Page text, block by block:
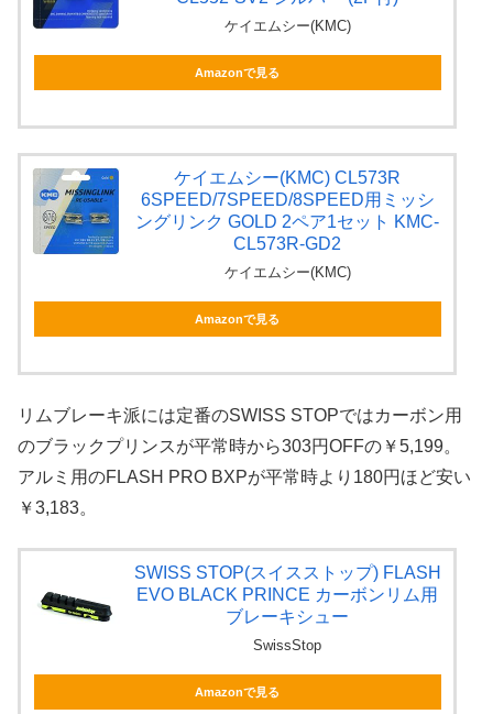
ケイエムシー(KMC)
Amazonで見る
ケイエムシー(KMC) CL573R
6SPEED/7SPEED/8SPEED用ミッシ
ングリンク GOLD 2ペア1セット KMC-
CL573R-GD2
ケイエムシー(KMC)
Amazonで見る
リムブレーキ派には定番のSWISS STOPではカーボン用
のブラックプリンスが平常時から303円OFFの￥5,199。
アルミ用のFLASH PRO BXPが平常時より180円ほど安い
￥3,183。
SWISS STOP(スイスストップ) FLASH
EVO BLACK PRINCE カーボンリム用
ブレーキシュー
SwissStop
Amazonで見る